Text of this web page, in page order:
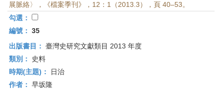
展脈絡〉，《檔案季刊》，12：1（2013.3），頁 40–53。
勾選：
編號： 35
出版書目： 臺灣史研究文獻類目 2013 年度
類別：
史料
時期(主題)：
日治
作者： 早坂隆